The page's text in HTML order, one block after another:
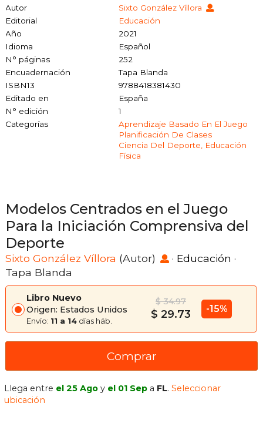
Autor
Sixto González Víllora
Editorial
Educación
Año
2021
Idioma
Español
N° páginas
252
Encuadernación
Tapa Blanda
ISBN13
9788418381430
Editado en
España
N° edición
1
Categorías
Aprendizaje Basado En El Juego
Planificación De Clases
Ciencia Del Deporte, Educación
Física
Modelos Centrados en el Juego
Para la Iniciación Comprensiva del
Deporte
Sixto González Víllora (Autor) · Educación ·
Tapa Blanda
Libro Nuevo
Origen: Estados Unidos
Envío: 11 a 14 días háb.
$ 34.97
$ 29.73 -15%
Comprar
Llega entre el 25 Ago y el 01 Sep a FL.Seleccionar
ubicación